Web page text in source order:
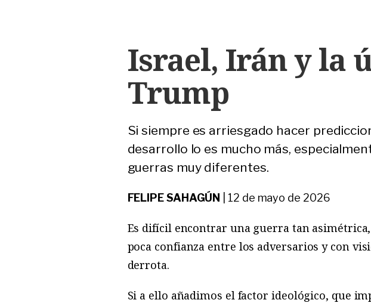
Israel, Irán y la
Trump
Si siempre es arriesgado hacer
desarrollo lo es mucho más,
guerras muy diferentes.
FELIPE SAHAGÚN 12 de mayo de 2026
Es difícil encontrar una guerra tan
poca confianza entre los adversarios y con
derrota.
Si a ello añadimos el factor ideológico, que